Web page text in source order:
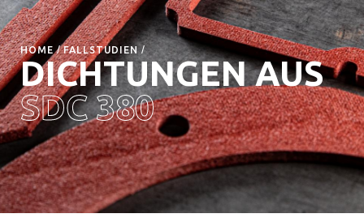
HOME FALLSTUDIEN
DICHTUNGEN AUS
SDC 380